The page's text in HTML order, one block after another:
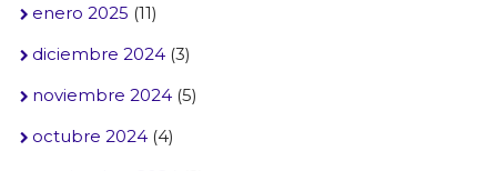
enero 2025 (11)
diciembre 2024(3)
noviembre 2024(5)
octubre 2024(4)